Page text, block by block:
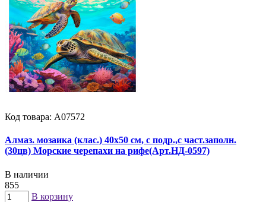
Код товара: А07572
Алмаз. мозаика (клас.) 40х50 см, с подр.,с част.заполн.
(30цв) Морские черепахи на рифе(Арт.НД-0597)
В наличии
855
В корзину